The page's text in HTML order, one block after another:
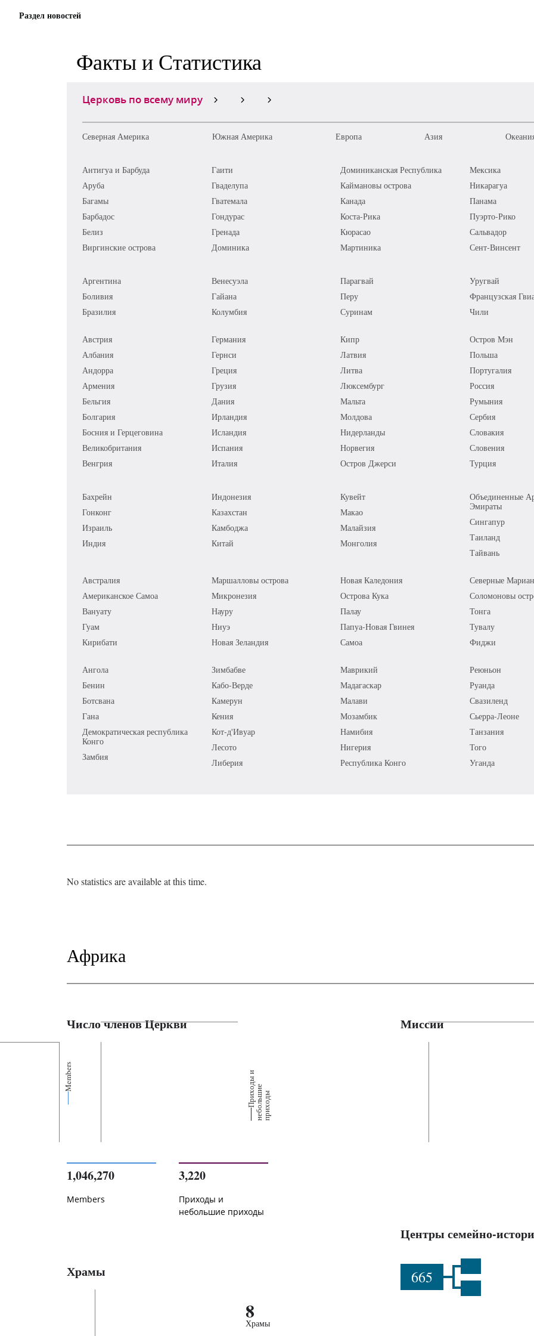
Раздел новостей
Факты и Статистика
Церковь по всему миру
Северная Америка Южная Америка Европа Азия
Антигуа и Барбуда
Аруба
Багамы
Барбадос
Белиз
Виргинские острова
Гаити
Гваделупа
Гватемала
Гондурас
Гренада
Доминика
Доминиканская Республика
Каймановы острова
Канада
Коста-Рика
Кюрасао
Мартиника
Мексика
Никарагуа
Панама
Пуэрто-Рико
Сальвадор
Сент-Винсент
Аргентина
Боливия
Бразилия
Венесуэла
Гайана
Колумбия
Парагвай
Перу
Суринам
Уругвай
Французская
Чили
Австрия
Албания
Андорра
Армения
Бельгия
Болгария
Босния и Герцеговина
Великобритания
Венгрия
Германия
Гернси
Греция
Грузия
Дания
Ирландия
Исландия
Испания
Италия
Кипр
Латвия
Литва
Люксембург
Мальта
Молдова
Нидерланды
Норвегия
Остров Джерси
Остров Мэн
Польша
Португалия
Россия
Румыния
Сербия
Словакия
Словения
Турция
Бахрейн
Гонконг
Израиль
Индия
Индонезия
Казахстан
Камбоджа
Китай
Кувейт
Макао
Малайзия
Монголия
Объединенные
Эмираты
Сингапур
Таиланд
Тайвань
Австралия
Американское Самоа
Вануату
Гуам
Кирибати
Маршалловы острова
Микронезия
Науру
Ниуэ
Новая Зеландия
Новая Каледония
Острова Кука
Палау
Папуа-Новая Гвинея
Самоа
Северные
Соломоновы
Тонга
Тувалу
Фиджи
Ангола
Бенин
Ботсвана
Гана
Демократическая республика
Конго
Замбия
Зимбабве
Кабо-Верде
Камерун
Кения
Кот-д'Ивуар
Лесото
Либерия
Маврикий
Мадагаскар
Малави
Мозамбик
Намибия
Нигерия
Республика Конго
Реюньон
Руанда
Свазиленд
Сьерра-Леоне
Танзания
Того
Уганда
No statistics are available at this time.
Африка
Число членов Церкви
Members П
р
их
о
д
ы
и
н
е
б
о
л
ьш
ие
п
р
и
х
о
ды
1,046,270
Members
3,220
Приходы и
небольшие приходы
Миссии
Центры семейно-
665
Храмы
8
Храмы